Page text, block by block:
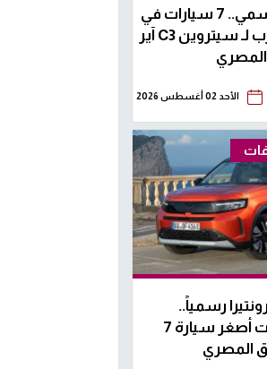
بعد إطلاقها الرسمي.. 7 سيارات في
حجم وسعر مقارب لـ سيتروين C3 آير
الأحد 02 أغسطس 2026
رسمياً..
أسعار ومواصفات أصغر سيارة 7
المصري